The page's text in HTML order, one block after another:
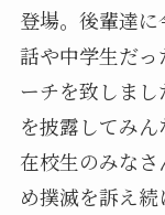
登場。後輩達
話や中学生だ
ーチを致しまし
を披露してみん
在校生のみな
め撲滅を訴え